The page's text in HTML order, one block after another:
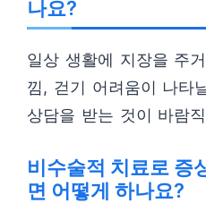
나요?
일상 생활에 지장을 주
낌, 걷기 어려움이 나타
상담을 받는 것이 바람
비수술적 치료로 증
면 어떻게 하나요?